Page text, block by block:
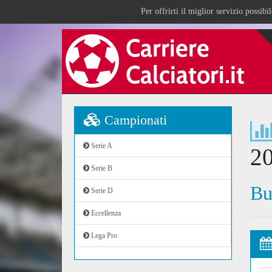
Per offrirti il miglior servizio
Campionati
Serie A
Serie B
Serie D
Eccellenza
Lega Pro